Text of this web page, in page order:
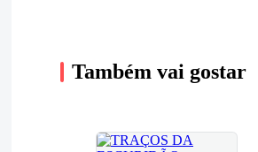
Também vai gostar